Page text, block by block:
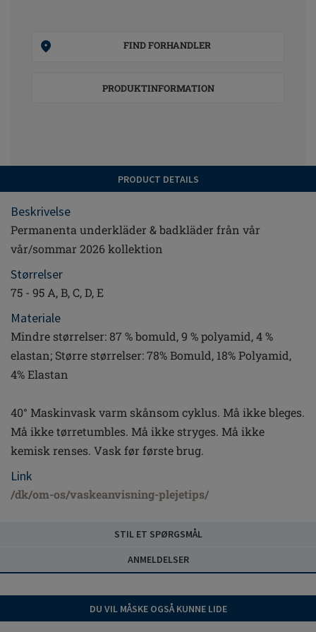
FIND FORHANDLER
PRODUKTINFORMATION
PRODUCT DETAILS
Beskrivelse
Permanenta underkläder & badkläder från vår
vår/sommar 2026 kollektion
Størrelser
75 - 95 A, B, C, D, E
Materiale
Mindre størrelser: 87 % bomuld, 9 % polyamid, 4 %
elastan; Større størrelser: 78% Bomuld, 18% Polyamid,
4% Elastan
40° Maskinvask varm skånsom cyklus. Må ikke bleges.
Må ikke tørretumbles. Må ikke stryges. Må ikke
kemisk renses. Vask før første brug.
Link
/dk/om-os/vaskeanvisning-plejetips/
STIL ET SPØRGSMÅL
ANMELDELSER
DU VIL MÅSKE OGSÅ KUNNE LIDE